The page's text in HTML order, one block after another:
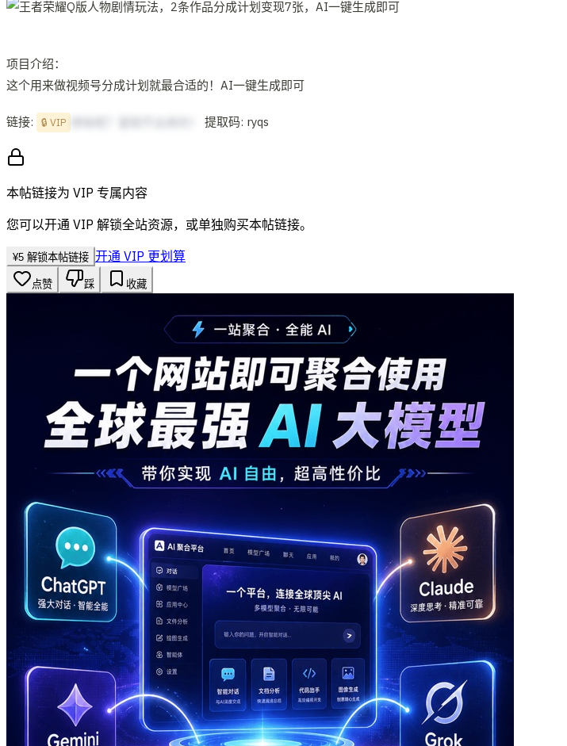
项目介绍：
这个用来做视频号分成计划就最合适的！AI一键生成即可
链接: 🔒 VIP 提取码: ryqs
本帖链接为 VIP 专属内容
您可以开通 VIP 解锁全站资源，或单独购买本帖链接。
¥5 解锁本帖链接 开通 VIP 更划算
点赞 踩 收藏